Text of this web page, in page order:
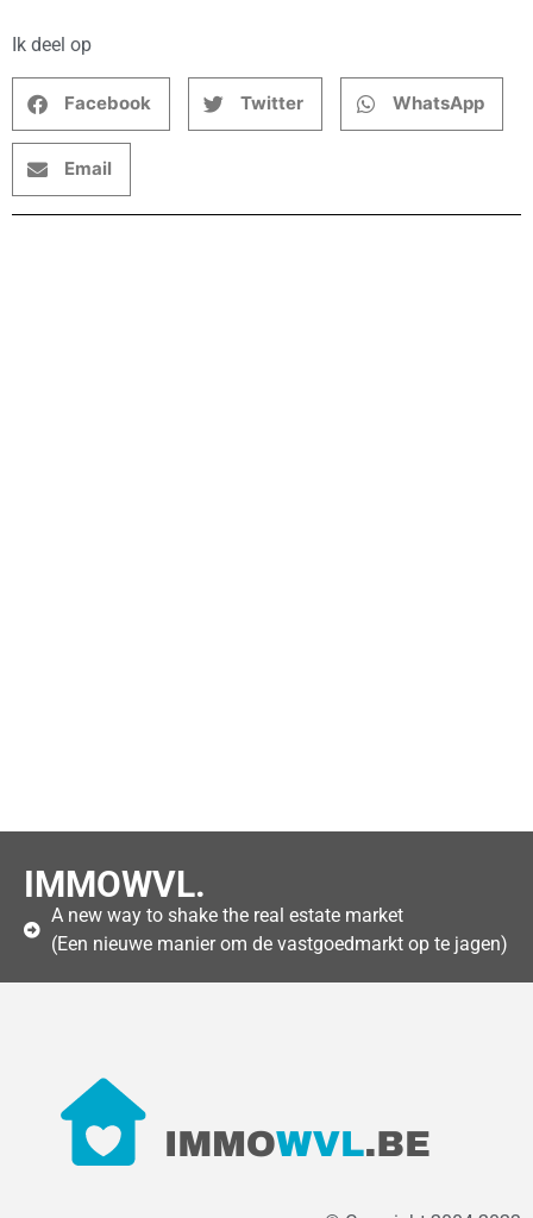
Ik deel op
Facebook Twitter WhatsApp
Email
IMMOWVL.
A new way to shake the real estate market
(Een nieuwe manier om de vastgoedmarkt op te jagen)